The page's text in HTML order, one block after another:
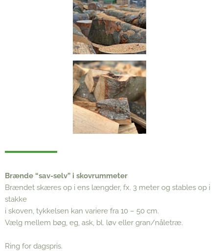
Brænde “sav-selv” i skovrummeter
Brændet skæres op i ens længder, fx. 3 meter og stables op i
stakke
i skoven, tykkelsen kan variere fra 10 – 50 cm.
Vælg mellem bøg, eg, ask, bl. løv eller gran/nåletræ.
Ring for dagspris.